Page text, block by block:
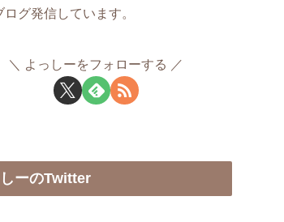
ログ発信しています。
よっしーをフォローする
ーのTwitter